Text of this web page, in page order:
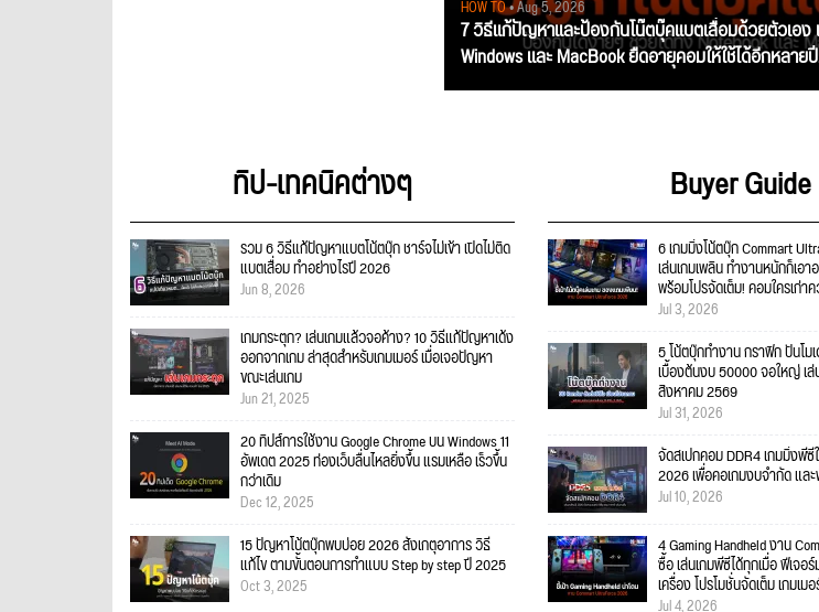
HOW TO• Aug 5, 2026
7 วิธีแก้ปัญหาและป้องกันโน๊ตบุ๊คแบตเสื่อมด้วยตัวเอ
Windows และ MacBook ยืดอายุคอมให้ใช้ได้อีกหลาย
ทิป-เทคนิคต่างๆ
รวม 6 วิธีแก้ปัญหาแบตโน้ตบุ๊ก ชาร์จไม่เข้า เปิดไม่ติด
แบตเสื่อม ทำอย่างไรปี 2026
Jun 8, 2026
เกมกระตุก? เล่นเกมแล้วจอค้าง? 10 วิธีแก้ปัญหาเด้ง
ออกจากเกม ล่าสุดสำหรับเกมเมอร์ เมื่อเจอปัญหา
ขณะเล่นเกม
Jun 21, 2025
20 ทิปส์การใช้งาน Google Chrome บน Windows 11
อัพเดต 2025 ท่องเว็บลื่นไหลยิ่งขึ้น แรมเหลือ เร็วขึ้น
กว่าเดิม
Dec 12, 2025
15 ปัญหาโน้ตบุ๊กพบบ่อย 2026 สังเกตุอาการ วิธี
แก้ไข ตามขั้นตอนการทำแบบ Step by step ปี 2025
Oct 3, 2025
Buyer Guide
6 เกมมิ่งโน้ตบุ๊ก Commart
เล่นเกมเพลิน ทำงานหนักก็เอ
พร้อมโปรจัดเต็ม! คอมใครเก่า
Jul 3, 2026
5 โน้ตบุ๊กทำงาน กราฟิก ปั้นโม
เบื้องต้นงบ 50000 จอใหญ่ เล่
สิงหาคม 2569
Jul 31, 2026
จัดสเปกคอม DDR4 เกมมิ่งพี
2026 เพื่อคอเกมงบจำกัด แล
Jul 10, 2026
4 Gaming Handheld งาน
ซื้อ เล่นเกมพีซีได้ทุกเมื่อ ฟีเจอ
เครื่อง โปรโมชั่นจัดเต็ม เกมเ
จัด!